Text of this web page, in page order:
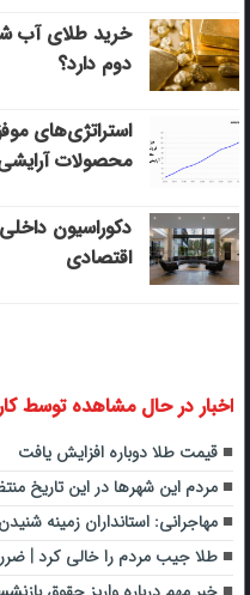
خرید طلای آب
دوم دارد؟
استراتژی‌های
محصولات
دکوراسیون
اقتصادی
اخبار در حال مشاهده توسط
قیمت طلا دوباره افزایش یافت
مردم این شهرها در این تاریخ
مهاجرانی: استانداران زمینه
طلا جیب مردم را خالی کرد |